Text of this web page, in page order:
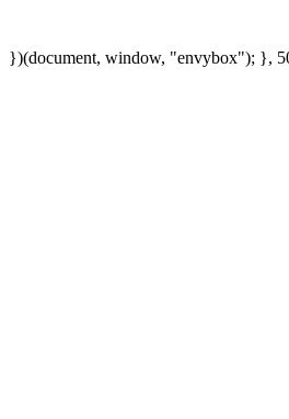
})(document, window, "envybox"); },